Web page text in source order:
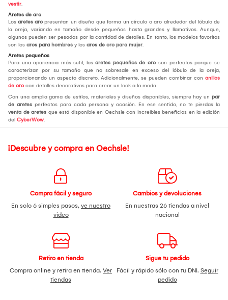
vestir.
Aretes de aro
Los aretes aro presentan un diseño que forma un círculo o aro alrededor del lóbulo de
la oreja, variando en tamaño desde pequeños hasta grandes y llamativos. Aunque,
algunos pueden ser pesados por la cantidad de detalles. En tanto, los modelos favoritos
son los aros para hombres y los aros de oro para mujer.
Aretes pequeños
Para una apariencia más sutil, los aretes pequeños de oro son perfectos porque se
caracterizan por su tamaño que no sobresale en exceso del lóbulo de la oreja,
proporcionando un aspecto discreto. Adicionalmente, se pueden combinar con anillos
de oro con detalles decorativos para crear un look a la moda.
Con una amplia gama de estilos, materiales y diseños disponibles, siempre hay un par
de aretes perfectos para cada persona y ocasión. En ese sentido, no te pierdas la
venta de aretes que está disponible en Oechsle con increíbles beneficios en la edición
del CyberWow.
¡Descubre y compra en Oechsle!
Compra fácil y seguro
En solo 6 simples pasos, ve nuestro
video
Cambios y devoluciones
En nuestras 26 tiendas a nivel
nacional
Retiro en tienda
Compra online y retira en tienda. Ver
tiendas
Sigue tu pedido
Fácil y rápido sólo con tu DNI. Seguir
pedido